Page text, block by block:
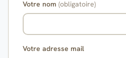
Votre nom (obligatoire)
Votre adresse mail